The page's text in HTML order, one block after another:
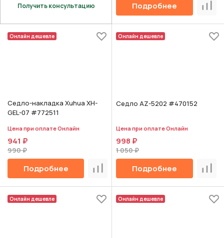
Получить консультацию Подробнее
Онлайн дешевле
Седло-накладка Xuhua XH-
GEL-07 #772511
Цена при оплате Онлайн
941 ₽
990 ₽
Подробнее Сравнить
Онлайн дешевле
Седло AZ-5202 #470152
Цена при оплате Онлайн
998 ₽
1 050 ₽
Подробнее
Онлайн дешевле Онлайн дешевле